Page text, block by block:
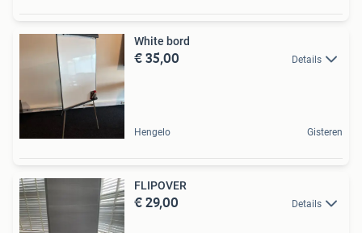
White bord
€ 35,00 Details
Hengelo Gisteren
FLIPOVER
€ 29,00 Details